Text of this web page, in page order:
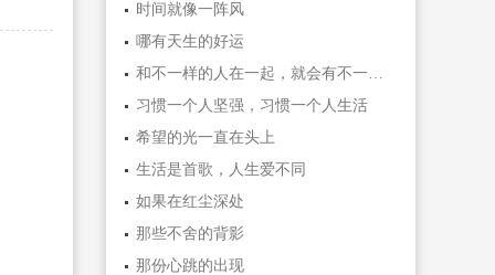
时间就像一阵风
哪有天生的好运
和不一样的人在一起，就会有不一样的人生
习惯一个人坚强，习惯一个人生活
希望的光一直在头上
生活是首歌，人生爱不同
如果在红尘深处
那些不舍的背影
那份心跳的出现